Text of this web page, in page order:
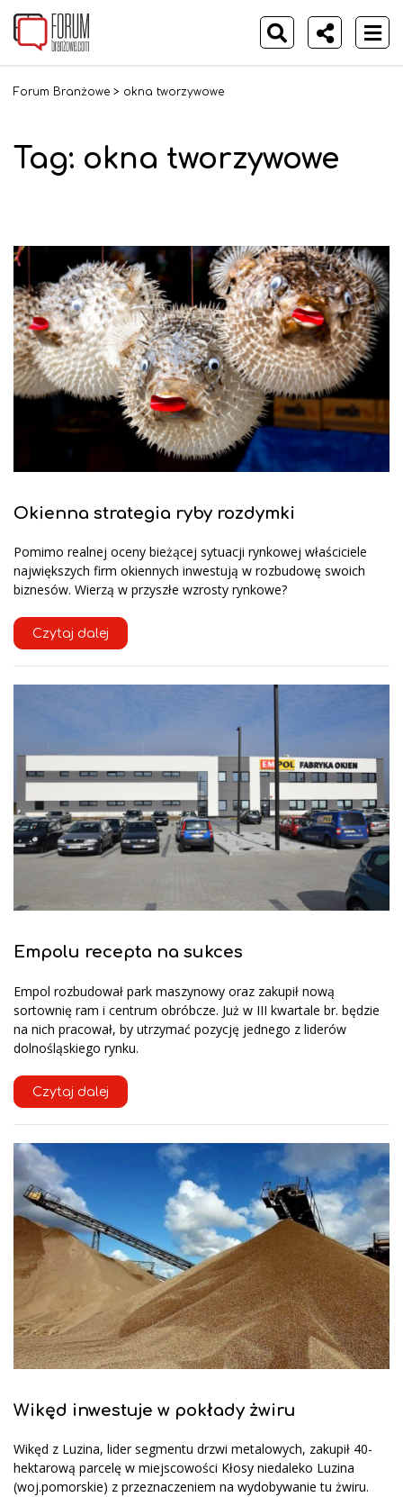
Forum Branżowe > okna tworzywowe
Tag: okna tworzywowe
Okienna strategia ryby rozdymki
Pomimo realnej oceny bieżącej sytuacji rynkowej właściciele
największych firm okiennych inwestują w rozbudowę swoich
biznesów. Wierzą w przyszłe wzrosty rynkowe?
Czytaj dalej
Empolu recepta na sukces
Empol rozbudował park maszynowy oraz zakupił nową
sortownię ram i centrum obróbcze. Już w III kwartale br. będzie
na nich pracował, by utrzymać pozycję jednego z liderów
dolnośląskiego rynku.
Czytaj dalej
Wikęd inwestuje w pokłady żwiru
Wikęd z Luzina, lider segmentu drzwi metalowych, zakupił 40-
hektarową parcelę w miejscowości Kłosy niedaleko Luzina
(woj.pomorskie) z przeznaczeniem na wydobywanie tu żwiru.